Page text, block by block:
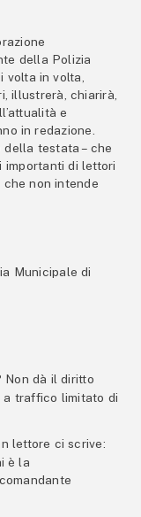
della Polizia
volta in volta,
illustrerà, chiarirà,
e
in redazione.
della testata – che
importanti di lettori
che non intende
Municipale di
Non dà il diritto
a traffico limitato di
lettore ci scrive:
è la